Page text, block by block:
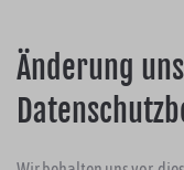
Änderung